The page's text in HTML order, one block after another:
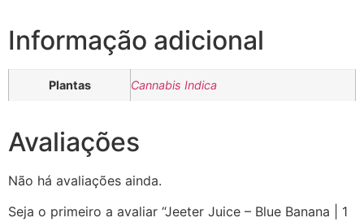
Informação adicional
Plantas Cannabis Indica
Avaliações
Não há avaliações ainda.
Seja o primeiro a avaliar “Jeeter Juice – Blue Banana | 1